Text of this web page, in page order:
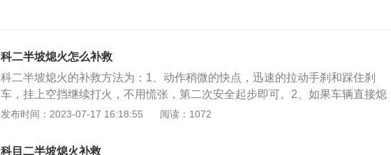
科二半坡熄火怎么补救
科二半坡熄火的补救方法为：1、动作稍微的快点，迅速的拉动手刹和踩住刹
车，挂上空挡继续打火，不用慌张，第二次安全起步即可。2、如果车辆直接熄
火，即无法补救。但是假如在半坡起步的时候，觉得车辆动力不足，马上就要熄
好不能超过30S。踩停车辆的办法有两种：1、踩住刹车和离合，期间不要忘记拉
发布时间：2023-07-17 16:18:55 阅读：1072
科目二半坡熄火补救